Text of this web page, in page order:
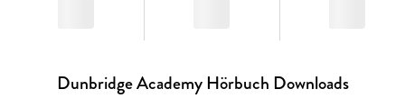
Dunbridge Academy Hörbuch Downloads